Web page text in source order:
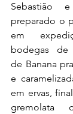
Sebastião
preparado o
em
bodegas
de Banana
e
em ervas,
gremolata